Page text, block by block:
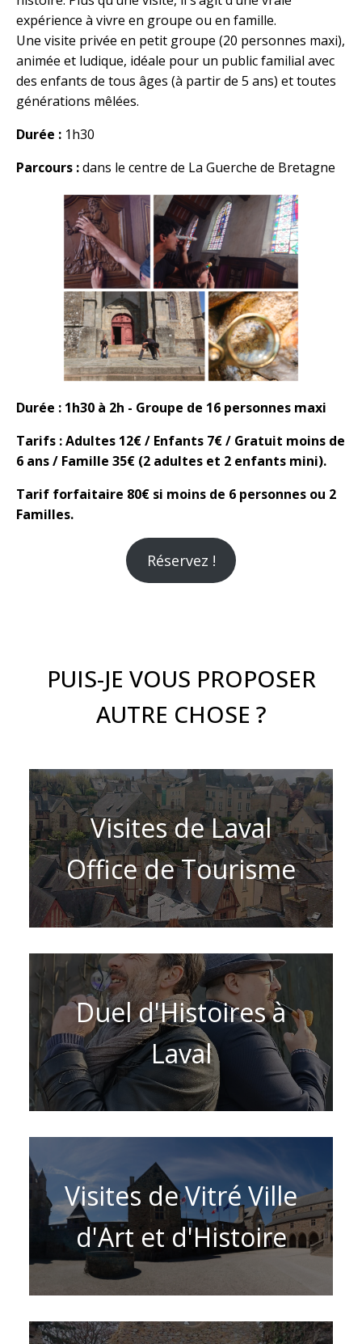
expérience à vivre en groupe ou en famille.
Une visite privée en petit groupe (20 personnes maxi),
animée et ludique, idéale pour un public familial avec
des enfants de tous âges (à partir de 5 ans) et toutes
générations mêlées.
Durée : 1h30
Parcours :dans le centre de La Guerche de Bretagne
Durée : 1h30 à 2h - Groupe de 16 personnes maxi
Tarifs : Adultes 12€ / Enfants 7€ / Gratuit moins de
6 ans / Famille 35€ (2 adultes et 2 enfants mini).
Tarif forfaitaire 80€ si moins de 6 personnes ou 2
Familles.
Réservez !
PUIS-JE VOUS PROPOSER
AUTRE CHOSE ?
Visites de Laval
Office de Tourisme
Duel d'Histoires à
Laval
Visites de Vitré Ville
d'Art et d'Histoire